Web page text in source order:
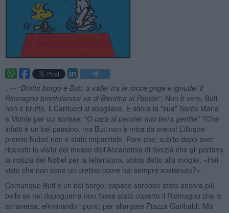
. — “Brutto borgo è Buti: a valle/ tra le rocce grige e ignude/ il
Riomagno brontolando/ va di Bientina alPalude”. Non è vero, Buti
non è brutto, il Carducci si sbagliava. E allora la “sua” Santa Maria
a Monte per cui scrisse: “O cara al pensier mio terra gentile” ?Che
infatti è un bel paesino, ma Buti non è mica da meno! L’illustre
premio Nobel non è stato imparziale. Pare che, subito dopo aver
ricevuto la visita del messo dell'Accademia di Svezia che gli portava
la notizia del Nobel per la letteratura, abbia detto alla moglie: «Hai
visto che non sono un cretino come hai sempre sostenuto?».
Comunque Buti è un bel borgo; capace sarebbe stato ancora più
bello se nel dopoguerra non fosse stato coperto il Riomagno che lo
attraversa, eliminando i ponti, per allargare Piazza Garibaldi. Ma